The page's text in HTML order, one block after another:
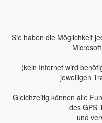
Sie haben die Möglichkeit
(kein Internet wird
jeweiligen
Gleichzeitig können alle
des GPS
und